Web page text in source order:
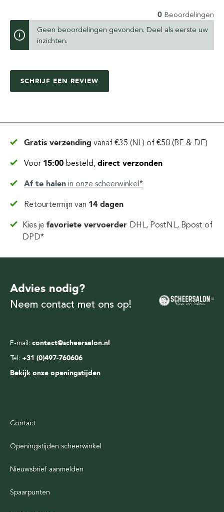
0 Beoordelingen
Geen beoordelingen gevonden. Deel als eerste uw
inzichten.
SCHRIJF EEN REVIEW
Gratis verzending vanaf €35 (NL) of €50 (BE & DE)
Voor 15:00 besteld, direct verzonden
Af te halen in onze scheerwinkel*
Retourtermijn van 14 dagen
Kies jefavoriete vervoerder DHL, PostNL, Bpost of
DPD*
E-mail: contact@scheersalon.nl
Tel: +31 (0)497-760606
Bekijk onze openingstijden
Advies nodig?
Neem contact met ons op!
Contact
Openingstijden scheerwinkel
Nieuwsbrief aanmelden
Spaarpunten